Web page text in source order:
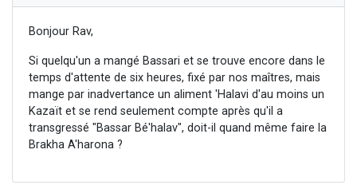
Bonjour Rav,
Si quelqu'un a mangé Bassari et se trouve encore dans le
temps d'attente de six heures, fixé par nos maîtres, mais
mange par inadvertance un aliment 'Halavi d'au moins un
Kazaït et se rend seulement compte après qu'il a
transgressé "Bassar Bé'halav", doit-il quand même faire la
Brakha A'harona ?